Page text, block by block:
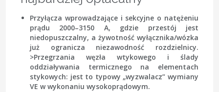
Przyłącza wprowadzające i sekcyjne o natężeniu
prądu 2000–3150 A, gdzie przestój jest
niedopuszczalny, a żywotność wyłącznika/wózka
już ogranicza niezawodność rozdzielnicy.
>Przegrzania węzła wtykowego i ślady
oddziaływania termicznego na elementach
stykowych: jest to typowy „wyzwalacz” wymiany
VE w wykonaniu wysokoprądowym.